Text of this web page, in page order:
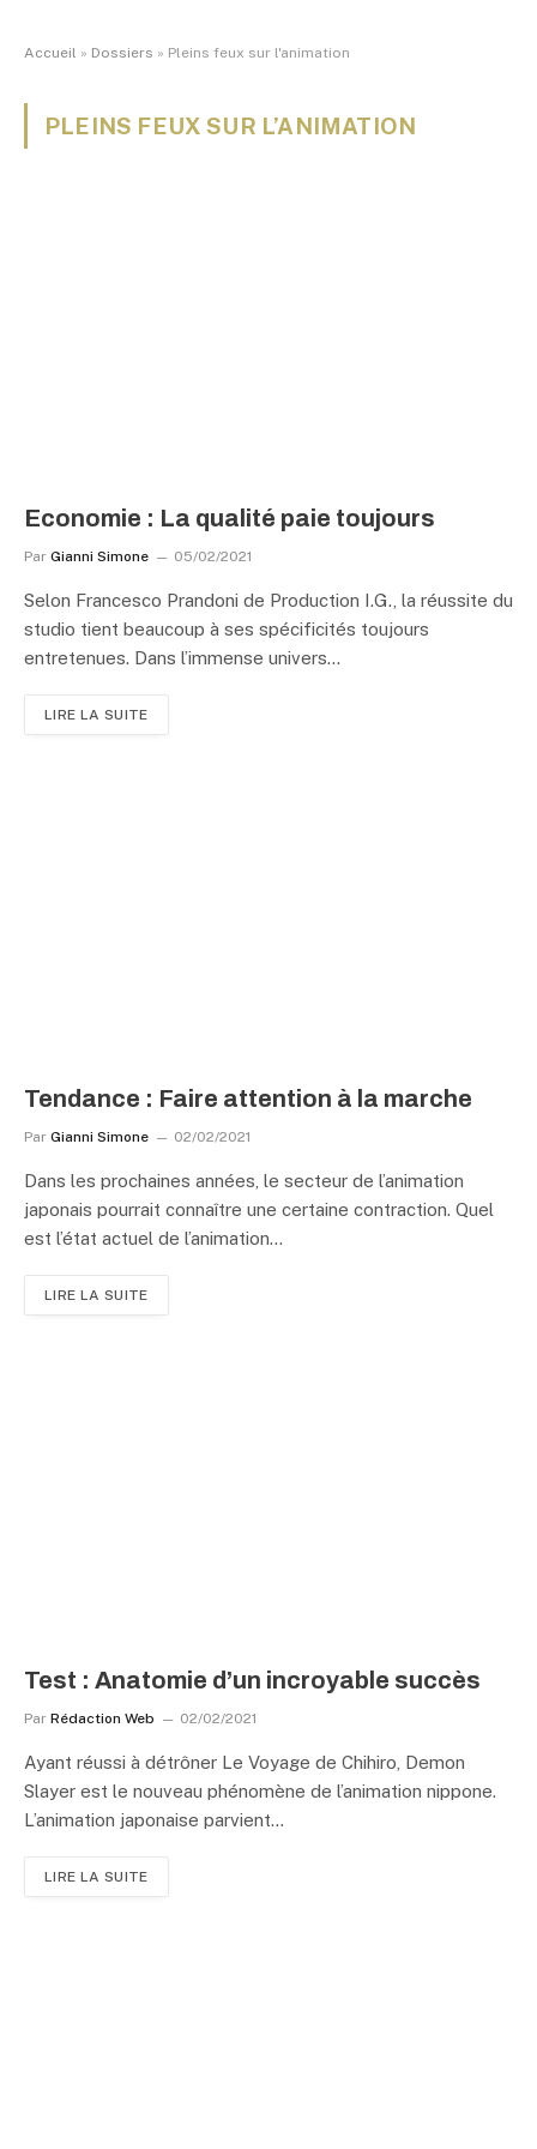
Accueil » Dossiers » Pleins feux sur l'animation
PLEINS FEUX SUR L’ANIMATION
Economie : La qualité paie toujours
Par Gianni Simone 05/02/2021
Selon Francesco Prandoni de Production I.G., la réussite du
studio tient beaucoup à ses spécificités toujours
entretenues. Dans l’immense univers…
LIRE LA SUITE
Tendance : Faire attention à la marche
Par Gianni Simone 02/02/2021
Dans les prochaines années, le secteur de l’animation
japonais pourrait connaître une certaine contraction. Quel
est l’état actuel de l’animation…
LIRE LA SUITE
Test : Anatomie d’un incroyable succès
Par Rédaction Web 02/02/2021
Ayant réussi à détrôner Le Voyage de Chihiro, Demon
Slayer est le nouveau phénomène de l’animation nippone.
L’animation japonaise parvient…
LIRE LA SUITE